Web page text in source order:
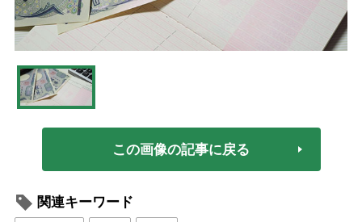
この画像の記事に戻る
関連キーワード